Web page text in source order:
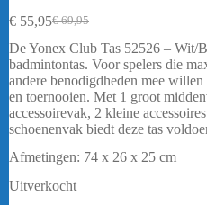
€69,95
Oorspronkelijke
prijs
was:
€ 69,95.
€ 55,95Huidige
prijs
is:
€ 55,95.
De Yonex Club Tas 52526 – Wit/
badmintontas. Voor spelers die
andere benodigdheden mee
en toernooien. Met 1 groot
accessoirevak, 2 kleine
schoenenvak biedt deze tas
Afmetingen: 74 x 26 x 25 cm
Uitverkocht